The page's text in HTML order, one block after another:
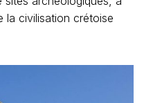
la civilisation crétoise